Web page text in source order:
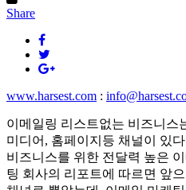
Share
www.harsest.com :
이메일링 리스트없는 비즈니스
미디어, 홈페이지등 채널이 있
비즈니스를 위한 전달력 높은
팅 회사의 리포트에 따르면 앞